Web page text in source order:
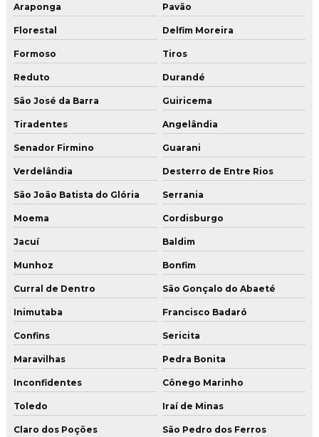
Araponga Pavão
Florestal Delfim Moreira
Formoso Tiros
Reduto Durandé
São José da Barra Guiricema
Tiradentes Angelândia
Senador Firmino Guarani
Verdelândia Desterro de Entre Rios
São João Batista do Glória Serrania
Moema Cordisburgo
Jacuí Baldim
Munhoz Bonfim
Curral de Dentro São Gonçalo do Abaeté
Inimutaba Francisco Badaró
Confins Sericita
Maravilhas Pedra Bonita
Inconfidentes Cônego Marinho
Toledo Iraí de Minas
Claro dos Poções São Pedro dos Ferros